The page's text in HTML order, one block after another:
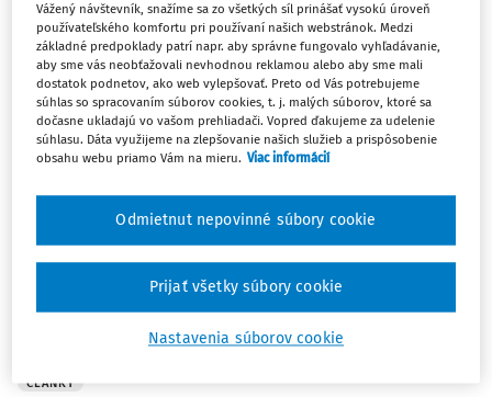
ČLÁNKY
Zjednotenie právnych názorov Ústavného
súdu SR ohľadom povahy náhrady za
vecné bremeno zriadené podľa § 4 ods. 1
zákona č. 66/2009 Z. z. (ZSP 24/2026)
§ 4 ods. 1 zákona č. 66/2009 Z.z. o niektorých opatreniach
pri majetkovoprávnom usporiadaní pozemkov pod
stavbami, ktoré prešli z vlastníctva štátu na obce a
vyššie územné celky Všeobecný súd, v závislosti od
skutkových a právnych okolností konkrétneho ...
Vydané:29. 6. 2026 / 25 minút čítania
ČLÁNKY
Vážený návštevník, snažíme sa zo všetkých síl prinášať vysokú úroveň
používateľského komfortu pri používaní našich webstránok. Medzi
základné predpoklady patrí napr. aby správne fungovalo vyhľadávanie,
aby sme vás neobťažovali nevhodnou reklamou alebo aby sme mali
dostatok podnetov, ako web vylepšovať. Preto od Vás potrebujeme
súhlas so spracovaním súborov cookies, t. j. malých súborov, ktoré sa
dočasne ukladajú vo vašom prehliadači. Vopred ďakujeme za udelenie
súhlasu. Dáta využijeme na zlepšovanie našich služieb a prispôsobenie
obsahu webu priamo Vám na mieru. Viac informácií
Nastavenia súborov cookie
Odmietnut nepovinné súbory cookie
Prijať všetky súbory cookie